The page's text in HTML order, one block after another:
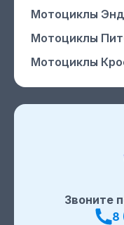
Звоните
8
Мотоциклы
Мотоциклы
Мотоциклы